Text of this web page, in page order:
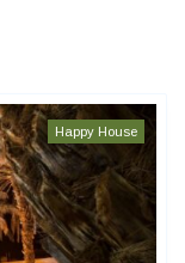
Happy House